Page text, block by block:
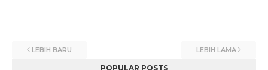
LEBIH BARU LEBIH LAMA
POPULAR POSTS